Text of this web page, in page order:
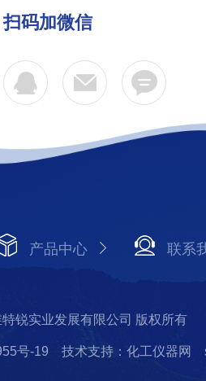
扫码加微信
产品中心 联系
锐实业发展有限公司 版权所有
号-19 技术支持：化工仪器网